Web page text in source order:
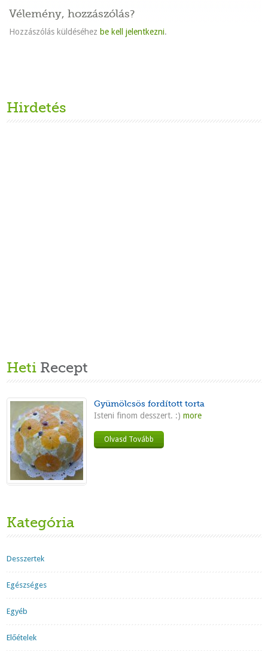
Vélemény, hozzászólás?
Hozzászólás küldéséhez be kell jelentkezni.
Hirdetés
Heti Recept
Gyümölcsös fordított torta
Isteni finom desszert. :) more
Olvasd Tovább
Kategória
Desszertek
Egészséges
Egyéb
Előételek